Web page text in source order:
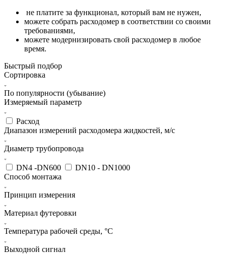
не платите за функционал, который вам не нужен,
можете собрать расходомер в соответствии со своими
требованиями,
можете модернизировать свой расходомер в любое
время.
Быстрый подбор
Сортировка
По популярности (убывание)
Измеряемый параметр
Расход
Диапазон измерений расходомера жидкостей, м/c
Диаметр трубопровода
DN4 -DN600
DN10 - DN1000
Способ монтажа
Принцип измерения
Материал футеровки
Температура рабочей среды, °С
Выходной сигнал